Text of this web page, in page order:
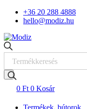
Skip
+36 20 288 4888
hello@modiz.hu
search
0 Ft 0 Kosár
Termékek, bútorok